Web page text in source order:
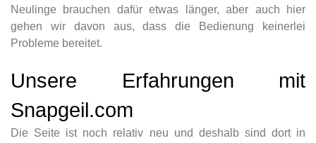
Neulinge brauchen dafür etwas länger, aber auch hier
gehen wir davon aus, dass die Bedienung keinerlei
Probleme bereitet.
Unsere Erfahrungen mit
Snapgeil.com
Die Seite ist noch relativ neu und deshalb sind dort in